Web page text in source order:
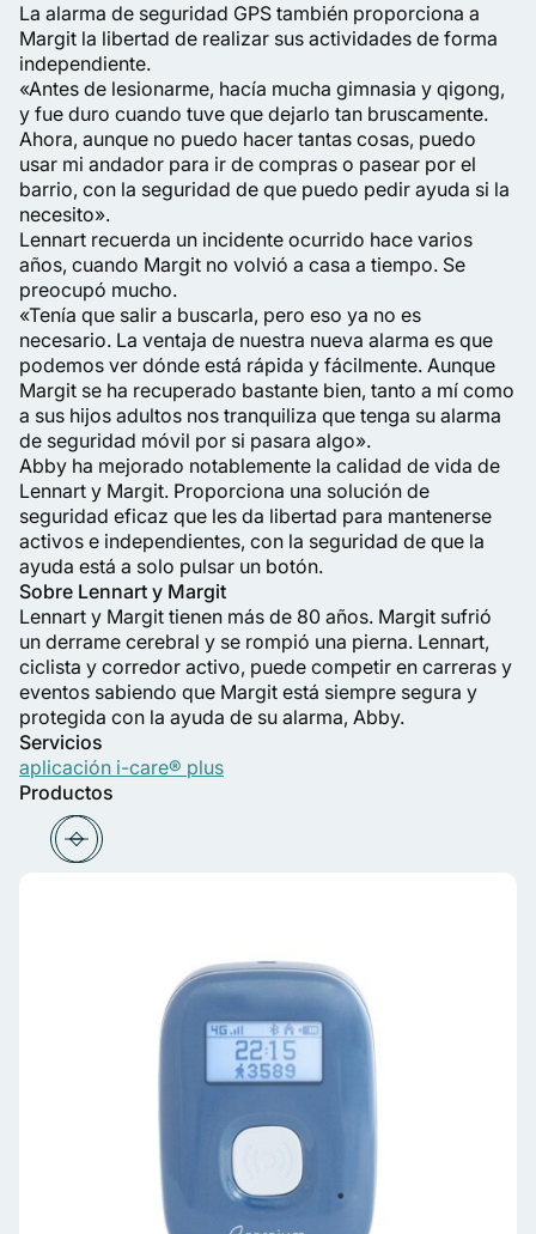
La alarma de seguridad GPS también proporciona a
Margit la libertad de realizar sus actividades de forma
independiente.
«Antes de lesionarme, hacía mucha gimnasia y qigong,
y fue duro cuando tuve que dejarlo tan bruscamente.
Ahora, aunque no puedo hacer tantas cosas, puedo
usar mi andador para ir de compras o pasear por el
barrio, con la seguridad de que puedo pedir ayuda si la
necesito».
Lennart recuerda un incidente ocurrido hace varios
años, cuando Margit no volvió a casa a tiempo. Se
preocupó mucho.
«Tenía que salir a buscarla, pero eso ya no es
necesario. La ventaja de nuestra nueva alarma es que
podemos ver dónde está rápida y fácilmente. Aunque
Margit se ha recuperado bastante bien, tanto a mí como
a sus hijos adultos nos tranquiliza que tenga su alarma
de seguridad móvil por si pasara algo».
Abby ha mejorado notablemente la calidad de vida de
Lennart y Margit. Proporciona una solución de
seguridad eficaz que les da libertad para mantenerse
activos e independientes, con la seguridad de que la
ayuda está a solo pulsar un botón.
Sobre Lennart y Margit
Lennart y Margit tienen más de 80 años. Margit sufrió
un derrame cerebral y se rompió una pierna. Lennart,
ciclista y corredor activo, puede competir en carreras y
eventos sabiendo que Margit está siempre segura y
protegida con la ayuda de su alarma, Abby.
Servicios
aplicación i-care® plus
Productos